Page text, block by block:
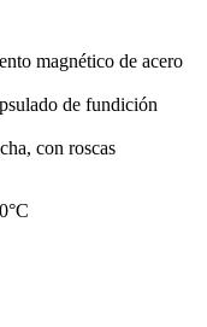
magnético de acero
de fundición
con roscas